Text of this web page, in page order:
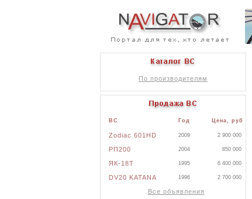
По производителям
ВС Год Цена, руб
Zodiac 601HD 2009 2 900 000
РП200 2004 850 000
ЯК-18Т 1995 6 400 000
DV20 KATANA 1996 2 700 000
Все объявления